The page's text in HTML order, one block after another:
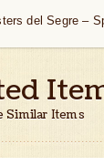
del Segre –
Similar Items